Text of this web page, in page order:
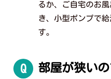
るか、ご自宅のお
き、小型ポンプで
す。
Q 部屋が狭い